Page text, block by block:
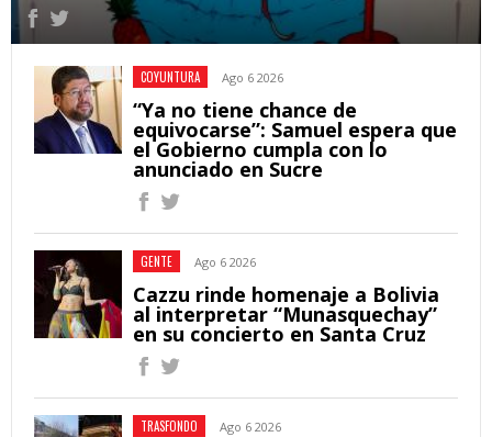
COYUNTURA Ago 6 2026
“Ya no tiene chance de
equivocarse”: Samuel espera que
el Gobierno cumpla con lo
anunciado en Sucre
GENTE Ago 6 2026
Cazzu rinde homenaje a Bolivia
al interpretar “Munasquechay”
en su concierto en Santa Cruz
TRASFONDO Ago 6 2026